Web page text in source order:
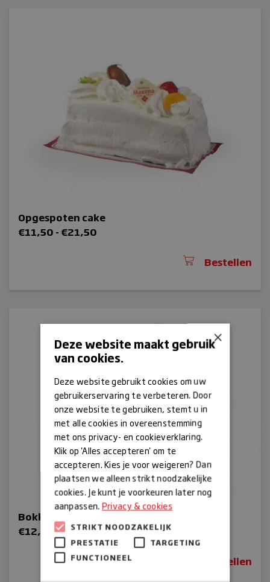
Opgespoten cake
€11,50 - €21,50
Bestellen
Bokkepootjes taartje
€12,00
Bestellen
×
Deze website maakt gebruik
van cookies.
Deze website gebruikt cookies om uw
gebruikerservaring te verbeteren. Door
onze website te gebruiken, stemt u in
met alle cookies in overeenstemming
met ons privacy- en cookieverklaring.
Klik op 'Alles accepteren' om te
accepteren. Kies je voor weigeren? Dan
plaatsen we alleen strikt noodzakelijke
cookies. Je kunt je voorkeuren later nog
aanpassen.Privacy & cookies
STRIKT NOODZAKELIJK
PRESTATIE
TARGETING
FUNCTIONEEL